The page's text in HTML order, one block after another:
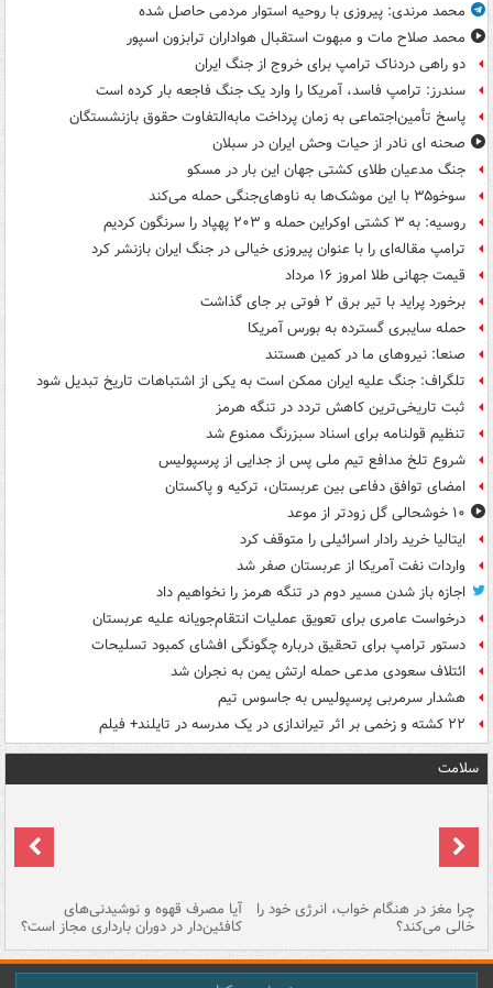
محمد مرندی: پیروزی با روحیه استوار مردمی حاصل شده
محمد صلاح مات و مبهوت استقبال هواداران ترابزون اسپور
دو راهی دردناک ترامپ برای خروج از جنگ ایران
سندرز: ترامپ فاسد، آمریکا را وارد یک جنگ فاجعه بار کرده است
پاسخ تأمین‌اجتماعی به زمان پرداخت مابه‌التفاوت حقوق بازنشستگان
صحنه ای نادر از حیات وحش ایران در سبلان
جنگ مدعیان طلای کشتی جهان این بار در مسکو
سوخو۳۵ با این موشک‌ها به ناوهای‌جنگی حمله می‌کند
روسیه: به ۳ کشتی اوکراین حمله و ۲۰۳ پهپاد را سرنگون کردیم
ترامپ مقاله‌ای را با عنوان پیروزی خیالی در جنگ ایران بازنشر کرد
قیمت جهانی طلا امروز ۱۶ مرداد
برخورد پراید با تیر برق ۲ فوتی بر جای گذاشت
حمله سایبری گسترده به بورس آمریکا
صنعا: نیروهای ما در کمین‌ هستند
تلگراف: جنگ علیه ایران ممکن است به یکی از اشتباهات تاریخ تبدیل شود
ثبت تاریخی‌ترین کاهش تردد در تنگه هرمز
تنظیم قولنامه برای اسناد سبزرنگ ممنوع شد
شروع تلخ مدافع تیم ملی پس از جدایی از پرسپولیس
امضای توافق دفاعی بین عربستان، ترکیه و پاکستان
۱۰ خوشحالی گل زودتر از موعد
ایتالیا خرید رادار اسرائیلی را متوقف کرد
واردات نفت آمریکا از عربستان صفر شد
اجازه باز شدن مسیر دوم در تنگه هرمز را نخواهیم داد
درخواست عامری برای تعویق عملیات انتقام‌جویانه علیه عربستان
دستور ترامپ برای تحقیق درباره چگونگی افشای کمبود تسلیحات
ائتلاف سعودی مدعی حمله ارتش یمن به نجران شد
هشدار سرمربی پرسپولیس به جاسوس تیم
۲۲ کشته و زخمی بر اثر تیراندازی در یک مدرسه در تایلند+ فیلم
سلامت
چرا مغز در هنگام خواب، انرژی خود را
خالی می‌کند؟
آیا مصرف قهوه و نوشیدنی‌های
کافئین‌دار در دوران بارداری مجاز است؟